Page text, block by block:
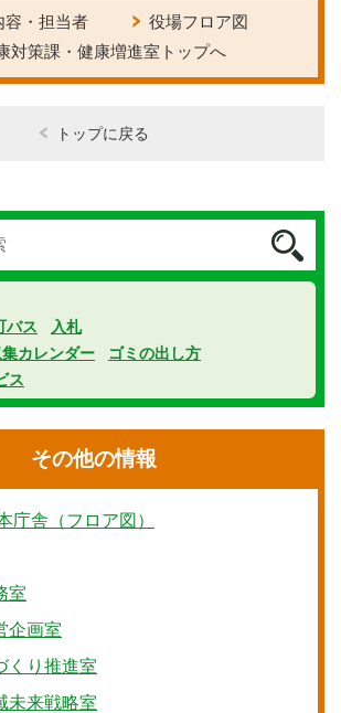
容・担当者
役場フロア図
対策課・健康増進室トップへ
トップに戻る
バス
入札
カレンダー
ゴミの出し方
ス
その他の情報
庁舎（フロア図）
室
企画室
くり推進室
未来戦略室